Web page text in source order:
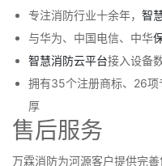
专注消防行业十余年， 智
与华为、中国电信、中华
智慧消防云平台接入设备
拥有35个注册商标、26
厚
售后服务
万霖消防为河源客户提供完善